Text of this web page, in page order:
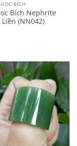
BÍCH
Bích Nephrite
Liền (NN042)